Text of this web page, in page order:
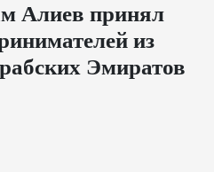
Алиев принял
из
Эмиратов